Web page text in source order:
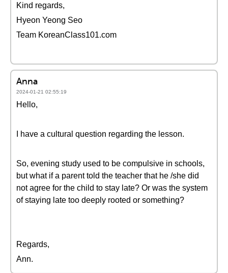
Kind regards,
Hyeon Yeong Seo
Team KoreanClass101.com
Anna
2024-01-21 02:55:19
Hello,
I have a cultural question regarding the lesson.
So, evening study used to be compulsive in schools,
but what if a parent told the teacher that he /she did
not agree for the child to stay late? Or was the system
of staying late too deeply rooted or something?
Regards,
Ann.